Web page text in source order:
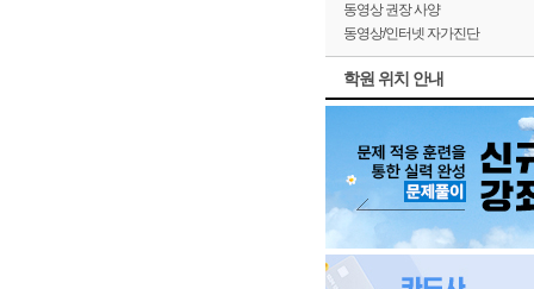
동영상 권장 사양
동영상/인터넷 자가진단
학원 위치 안내